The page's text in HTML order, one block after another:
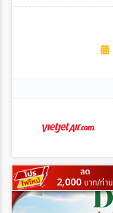
ลด
2,000 บาท/ท่าน